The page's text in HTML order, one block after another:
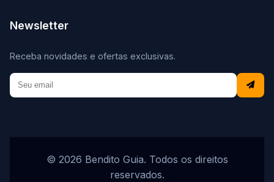
Newsletter
Receba novidades e ofertas exclusivas.
© 2026 Bendito Guia. Todos os direitos
reservados.